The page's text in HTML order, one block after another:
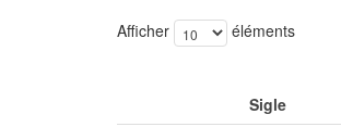
Afficher
éléments
Sigle